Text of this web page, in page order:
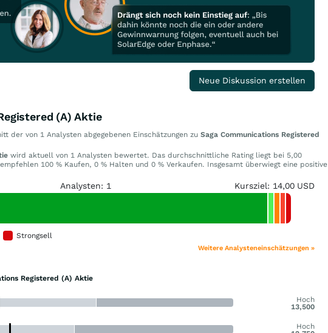
Neue Diskussion erstellen
(A) Aktie
der von 1 Analysten abgegebenen Einschätzungen zu Saga Communications Registered
wird aktuell von 1 Analysten bewertet. Das durchschnittliche Rating liegt bei 5,00
100 % Kaufen, 0 % Halten und 0 % Verkaufen. Insgesamt überwiegt eine positive
Analysten: 1 Kursziel: 14,00 USD
Strongsell
Weitere Analysteneinschätzungen »
Registered (A) Aktie
Hoch
13,500
Hoch